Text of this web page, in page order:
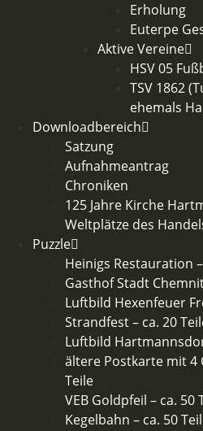
Erholung
Euterpe
Aktive Vereine
HSV 05
TSV 1862
ehemals
Downloadbereich
Satzung
Aufnahmeantrag
Chroniken
125 Jahre Kirche
Weltplätze des
Puzzle
Heinigs Restauration
Gasthof Stadt
Luftbild Hexenfeuer
Strandfest – ca. 20
Luftbild
ältere Postkarte mit 4
Teile​
VEB Goldpfeil – ca. 50
Kegelbahn – ca. 50